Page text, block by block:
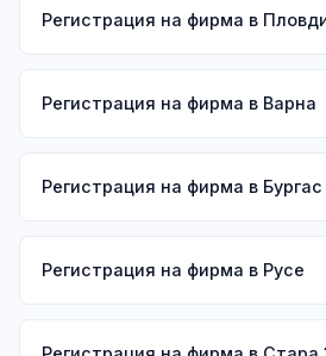
Регистрация на фирма в
Регистрация на фирма в Варна
Регистрация на фирма в Бургас
Регистрация на фирма в Русе